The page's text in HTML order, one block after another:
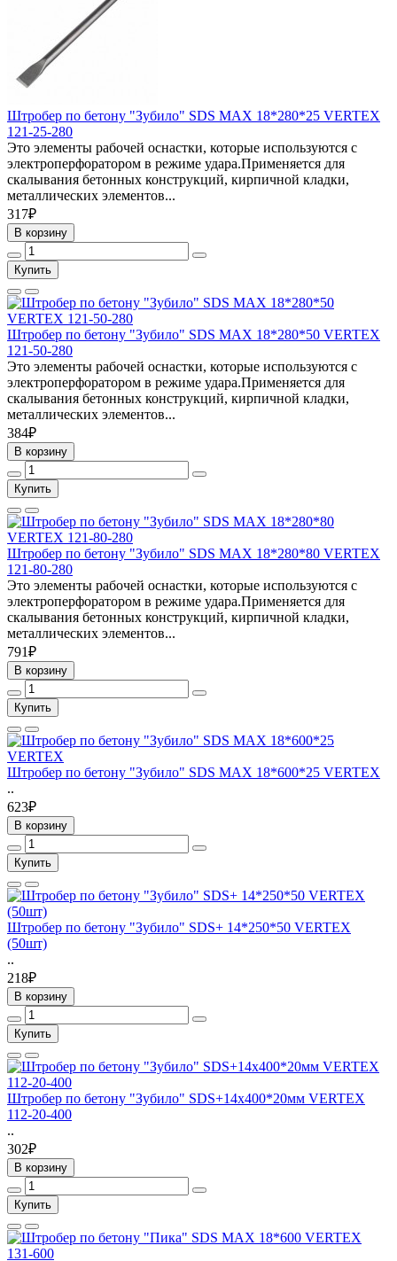
Штробер по бетону "Зубило" SDS MAX 18*280*25 VERTEX
121-25-280
Это элементы рабочей оснастки, которые используются с
электроперфоратором в режиме удара.Применяется для
скалывания бетонных конструкций, кирпичной кладки,
металлических элементов...
317₽
В корзину
Купить
Штробер по бетону "Зубило" SDS MAX 18*280*50 VERTEX
121-50-280
Это элементы рабочей оснастки, которые используются с
электроперфоратором в режиме удара.Применяется для
скалывания бетонных конструкций, кирпичной кладки,
металлических элементов...
384₽
В корзину
Купить
Штробер по бетону "Зубило" SDS MAX 18*280*80 VERTEX
121-80-280
Это элементы рабочей оснастки, которые используются с
электроперфоратором в режиме удара.Применяется для
скалывания бетонных конструкций, кирпичной кладки,
металлических элементов...
791₽
В корзину
Купить
Штробер по бетону "Зубило" SDS MAX 18*600*25 VERTEX
..
623₽
В корзину
Купить
Штробер по бетону "Зубило" SDS+ 14*250*50 VERTEX
(50шт)
..
218₽
В корзину
Купить
Штробер по бетону "Зубило" SDS+14х400*20мм VERTEX
112-20-400
..
302₽
В корзину
Купить